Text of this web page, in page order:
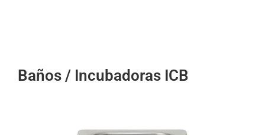
Baños / Incubadoras ICB